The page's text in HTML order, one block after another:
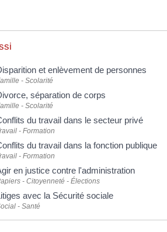
et enlèvement de personnes
- Scolarité
séparation de corps
- Scolarité
du travail dans le secteur privé
- Formation
du travail dans la fonction publique
- Formation
en justice contre l'administration
- Citoyenneté - Élections
avec la Sécurité sociale
- Santé